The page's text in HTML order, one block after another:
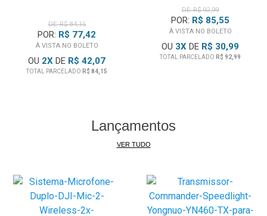
DE: R$ 84,15
POR: R$ 77,42
À VISTA NO BOLETO
OU 2X DE R$ 42,07
TOTAL PARCELADO R$ 84,15
DE: R$ 92,99
POR: R$ 85,55
À VISTA NO BOLETO
OU 3X DE R$ 30,99
TOTAL PARCELADO R$ 92,99
Lançamentos
VER TUDO